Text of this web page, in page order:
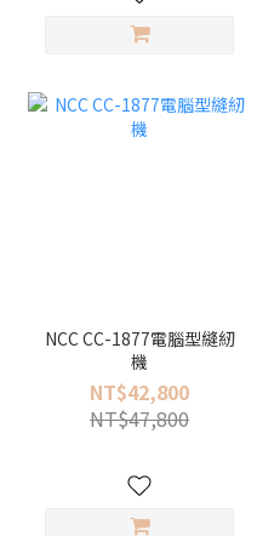
NCC CC-1877電腦型縫紉
機
NT$42,800
NT$47,800